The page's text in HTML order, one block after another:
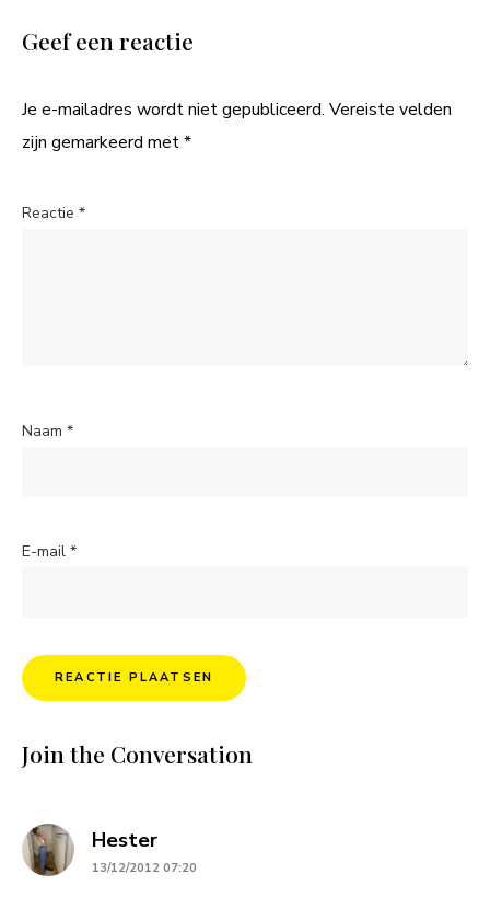
Geef een reactie
Je e-mailadres wordt niet gepubliceerd. Vereiste velden
zijn gemarkeerd met*
Reactie *
Naam *
E-mail *
Join the Conversation
Hestersays:
13/12/2012 07:20